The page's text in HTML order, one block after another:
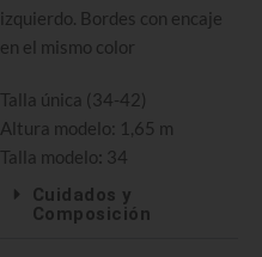
izquierdo. Bordes con encaje
en el mismo color
Talla única (34-42)
Altura modelo: 1,65 m
Talla modelo: 34
Cuidados y
Composición